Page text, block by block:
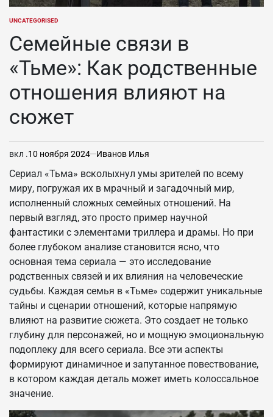
ОПУБЛИКОВАНО
UNCATEGORISED
Семейные связи в
«Тьме»: Как родственные
отношения влияют на
сюжет
вкл .10 ноября 2024 Иванов Илья
Сериал «Тьма» всколыхнул умы зрителей по всему
миру, погружая их в мрачный и загадочный мир,
исполненный сложных семейных отношений. На
первый взгляд, это просто пример научной
фантастики с элементами триллера и драмы. Но при
более глубоком анализе становится ясно, что
основная тема сериала — это исследование
родственных связей и их влияния на человеческие
судьбы. Каждая семья в «Тьме» содержит уникальные
тайны и сценарии отношений, которые напрямую
влияют на развитие сюжета. Это создает не только
глубину для персонажей, но и мощную эмоциональную
подоплеку для всего сериала. Все эти аспекты
формируют динамичное и запутанное повествование,
в котором каждая деталь может иметь колоссальное
значение.